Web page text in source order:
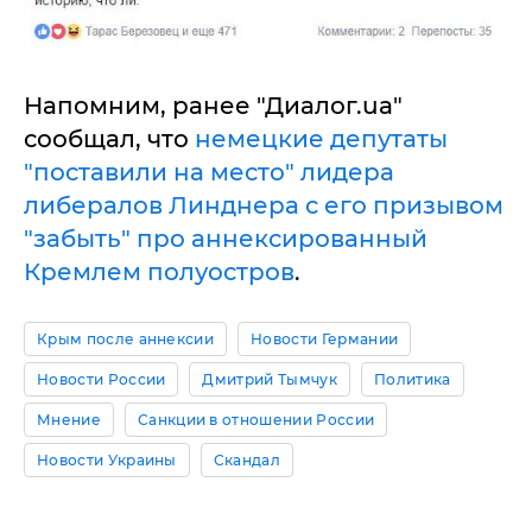
Напомним, ранее "Диалог.ua"
сообщал, что немецкие депутаты
"поставили на место" лидера
либералов Линднера с его призывом
"забыть" про аннексированный
Кремлем полуостров.
Крым после аннексии Новости Германии
Новости России Дмитрий Тымчук Политика
Мнение Санкции в отношении России
Новости Украины Скандал